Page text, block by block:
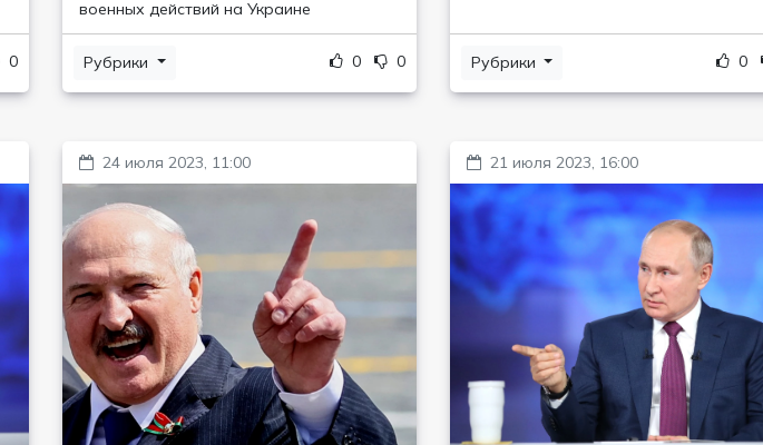
0
военных действий на Украине
Рубрики 0 0 Рубрики 0
24 июля 2023, 11:00 21 июля 2023, 16:00